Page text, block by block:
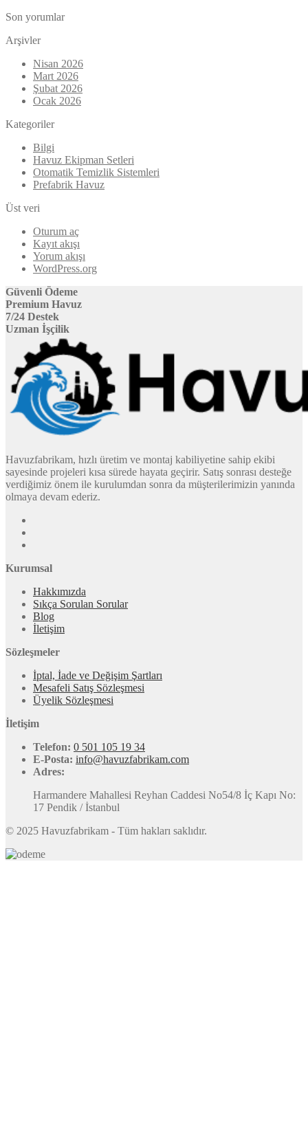
Son yorumlar
Arşivler
Nisan 2026
Mart 2026
Şubat 2026
Ocak 2026
Kategoriler
Bilgi
Havuz Ekipman Setleri
Otomatik Temizlik Sistemleri
Prefabrik Havuz
Üst veri
Oturum aç
Kayıt akışı
Yorum akışı
WordPress.org
Güvenli Ödeme
Premium Havuz
7/24 Destek
Uzman İşçilik
Havuzfabrikam, hızlı üretim ve montaj kabiliyetine sahip ekibi
sayesinde projeleri kısa sürede hayata geçirir. Satış sonrası desteğe
verdiğimiz önem ile kurulumdan sonra da müşterilerimizin yanında
olmaya devam ederiz.
Kurumsal
Hakkımızda
Sıkça Sorulan Sorular
Blog
İletişim
Sözleşmeler
İptal, İade ve Değişim Şartları
Mesafeli Satış Sözleşmesi
Üyelik Sözleşmesi
İletişim
Telefon: 0 501 105 19 34
E-Posta: info@havuzfabrikam.com
Adres:
Harmandere Mahallesi Reyhan Caddesi No54/8 İç Kapı No:
17 Pendik / İstanbul
© 2025 Havuzfabrikam - Tüm hakları saklıdır.